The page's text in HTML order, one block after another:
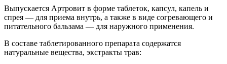
Выпускается Артровит в форме таблеток, капсул, капель и
спрея — для приема внутрь, а также в виде согревающего и
питательного бальзама — для наружного применения.
В составе таблетированного препарата содержатся
натуральные вещества, экстракты трав: